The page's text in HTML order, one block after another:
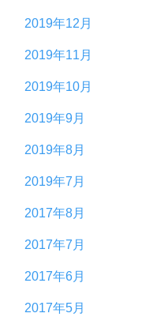
2019年12月
2019年11月
2019年10月
2019年9月
2019年8月
2019年7月
2017年8月
2017年7月
2017年6月
2017年5月